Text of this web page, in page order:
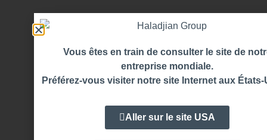
Vous êtes en train de consulter le site de
entreprise mondiale.
Préférez-vous visiter notre site Internet aux États-
Aller sur le site USA